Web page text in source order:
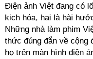
Điện ảnh Việt đang có
kịch hóa, hai là hài
Những nhà làm phim
thức đúng đắn về cộng
họ trên màn hình điện